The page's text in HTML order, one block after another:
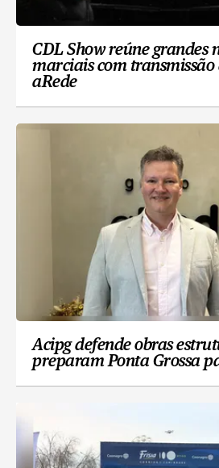
CDL Show reúne grandes
marciais com
aRede
Acipg defende obras
preparam Ponta Grossa